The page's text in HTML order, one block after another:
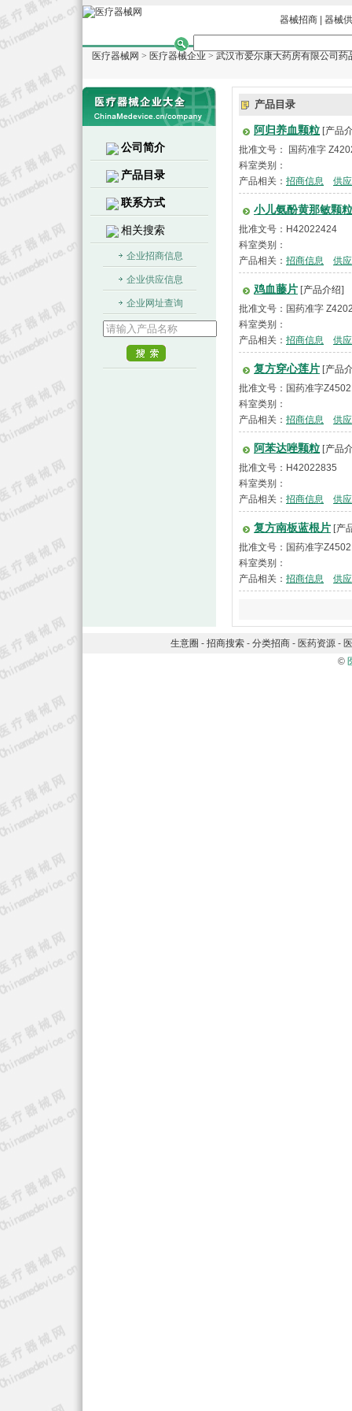
器械招商 器械
医疗器械网 > 医疗器械企业 > 武汉市爱尔康大药房有限公司药
公司简介
产品目录
联系方式
相关搜索
企业招商信息
企业供应信息
企业网址查询
产品目录
阿归养血颗粒 [产品
批准文号： 国药准字
科室类别：
产品相关： 招商信息 供
小儿氨酚黄那敏颗粒
批准文号：H42022424
科室类别：
产品相关： 招商信息 供
鸡血藤片 [产品介绍]
批准文号：国药准字
科室类别：
产品相关： 招商信息 供
复方穿心莲片 [产品
批准文号：国药准字
科室类别：
产品相关： 招商信息 供
阿苯达唑颗粒 [产品
批准文号：H42022835
科室类别：
产品相关： 招商信息 供
复方南板蓝根片 [产
批准文号：国药准字
科室类别：
产品相关： 招商信息 供
生意圈 - 招商搜索 - 分类招商 - 医药资源 -
©